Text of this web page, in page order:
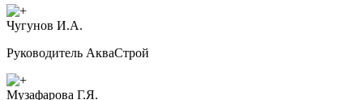
Чугунов И.А.
Руководитель АкваСтрой
Музафарова Г.Я.